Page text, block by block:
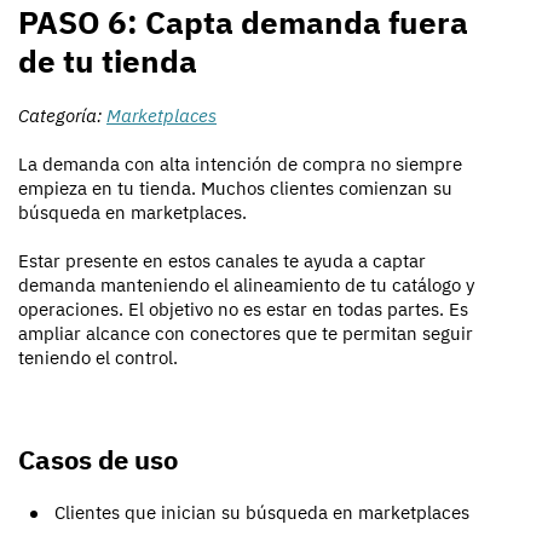
PASO 6: Capta demanda fuera
de tu tienda
Categoría: Marketplaces
La demanda con alta intención de compra no siempre
empieza en tu tienda. Muchos clientes comienzan su
búsqueda en marketplaces.
Estar presente en estos canales te ayuda a captar
demanda manteniendo el alineamiento de tu catálogo y
operaciones. El objetivo no es estar en todas partes. Es
ampliar alcance con conectores que te permitan seguir
teniendo el control.
Casos de uso
Clientes que inician su búsqueda en marketplaces